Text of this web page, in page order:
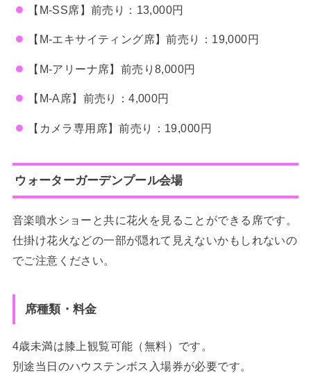
【M-SS席】前売り：13,000円
【M-エキサイティング席】前売り：19,000円
【M-アリーナ席】前売り8,000円
【M-A席】前売り：4,000円
【カメラ専用席】前売り：19,000円
ウォーターガーデンプール会場
音楽噴水ショーと共に花火を見ることができる席です。
仕掛け花火などの一部が隠れて見えないかもしれないの
でご注意ください。
席種類・料金
4歳未満は膝上観覧可能（無料）です。
別途当日のハウステンボス入場券が必要です。